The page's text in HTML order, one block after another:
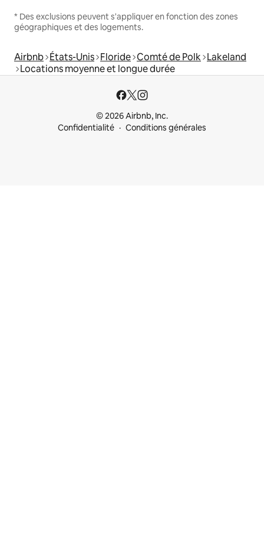
* Des exclusions peuvent s'appliquer en fonction des zones
géographiques et des logements.
Airbnb États-Unis Floride Comté de Polk Lakeland
Locations moyenne et longue durée
© 2026 Airbnb, Inc.
Confidentialité
Conditions générales